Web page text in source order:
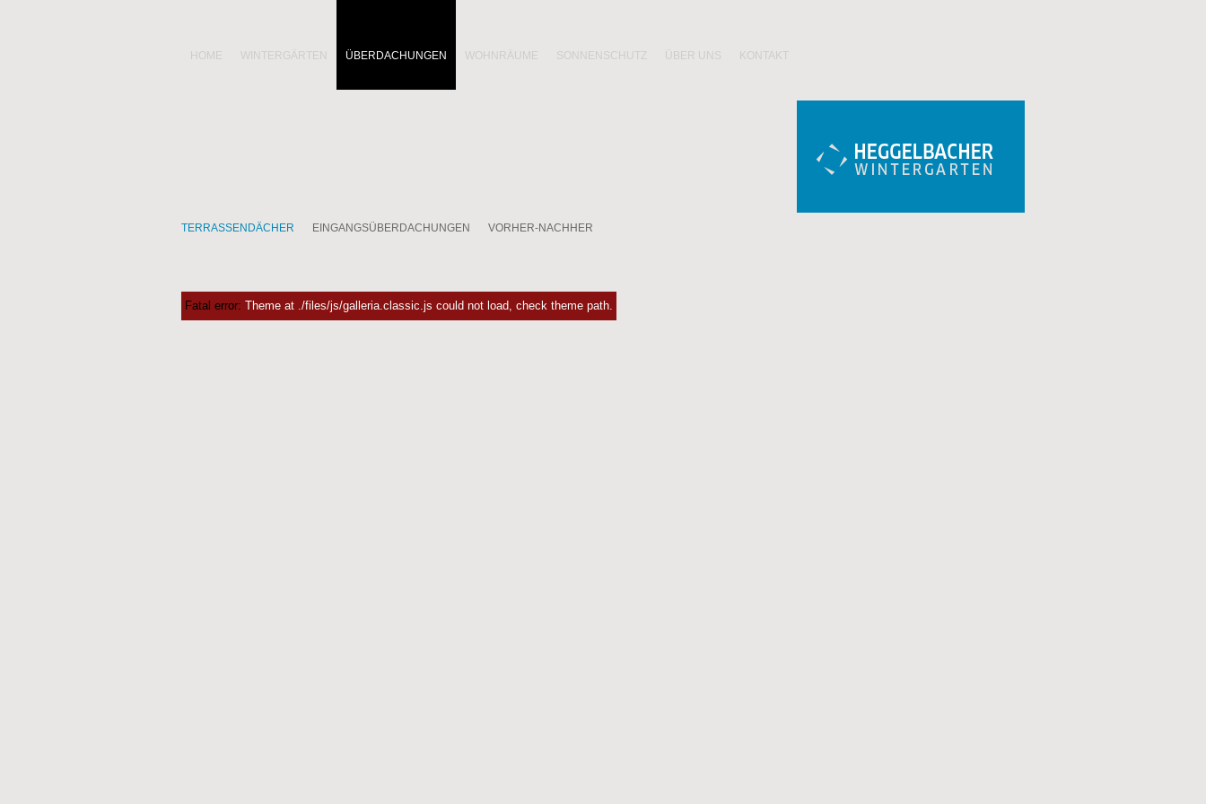
HOME WINTERGÄRTEN ÜBERDACHUNGEN WOHNRÄUME SONNENSCHUTZ ÜBER UNS KONTAKT
TERRASSENDÄCHER EINGANGSÜBERDACHUNGEN VORHER-NACHHER
Fatal error: Theme at ./files/js/galleria.classic.js could not load, check theme path.